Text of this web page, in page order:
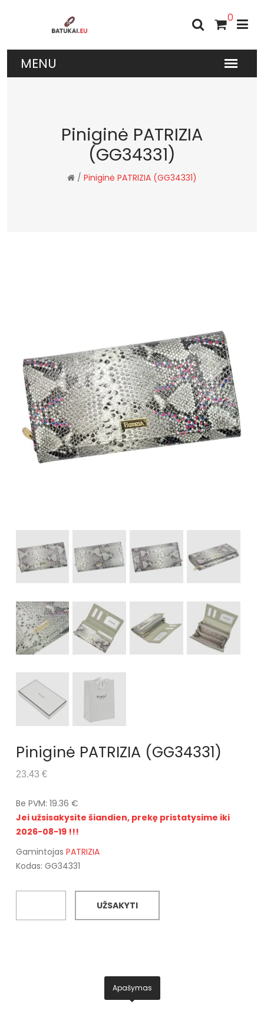
0
Piniginė PATRIZIA
(GG34331)
/ Piniginė PATRIZIA (GG34331)
Piniginė PATRIZIA (GG34331)
23.43 €
Be PVM: 19.36 €
Jei užsisakysite šiandien, prekę pristatysime iki
2026-08-19 !!!
Gamintojas PATRIZIA
Kodas: GG34331
UŽSAKYTI
Apašymas